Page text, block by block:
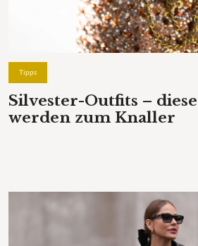
Tipps
Silvester-Outfits –
werden zum Knaller